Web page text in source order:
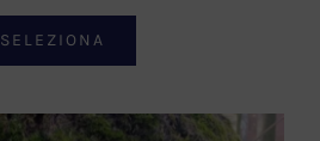
SELEZIONA